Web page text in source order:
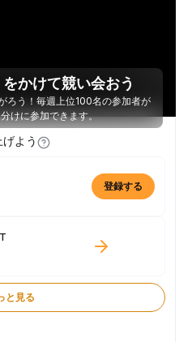
をかけて競い会おう
ろう！毎週上位100名の参加者が
けに参加できます。
よう
登録する
と見る